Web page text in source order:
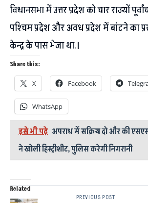
विधानसभा में उत्तर प्रदेश को चार राज्यों
पश्चिम प्रदेश और अवध प्रदेश में बांटने का
केन्द्र के पास भेजा था.।
Share this:
X Facebook
WhatsApp
इसे भी पढ़े अपराध में सक्रिय दो और की
ने खोली हिस्ट्रीशीट, पुलिस करेगी निगरानी
Related
PREVIOUS POST